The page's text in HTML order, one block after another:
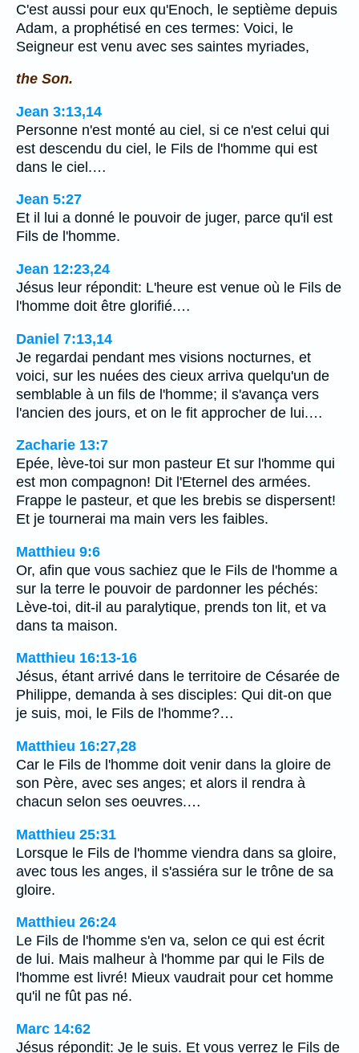
C'est aussi pour eux qu'Enoch, le septième depuis
Adam, a prophétisé en ces termes: Voici, le
Seigneur est venu avec ses saintes myriades,
the Son.
Jean 3:13,14
Personne n'est monté au ciel, si ce n'est celui qui
est descendu du ciel, le Fils de l'homme qui est
dans le ciel.…
Jean 5:27
Et il lui a donné le pouvoir de juger, parce qu'il est
Fils de l'homme.
Jean 12:23,24
Jésus leur répondit: L'heure est venue où le Fils de
l'homme doit être glorifié.…
Daniel 7:13,14
Je regardai pendant mes visions nocturnes, et
voici, sur les nuées des cieux arriva quelqu'un de
semblable à un fils de l'homme; il s'avança vers
l'ancien des jours, et on le fit approcher de lui.…
Zacharie 13:7
Epée, lève-toi sur mon pasteur Et sur l'homme qui
est mon compagnon! Dit l'Eternel des armées.
Frappe le pasteur, et que les brebis se dispersent!
Et je tournerai ma main vers les faibles.
Matthieu 9:6
Or, afin que vous sachiez que le Fils de l'homme a
sur la terre le pouvoir de pardonner les péchés:
Lève-toi, dit-il au paralytique, prends ton lit, et va
dans ta maison.
Matthieu 16:13-16
Jésus, étant arrivé dans le territoire de Césarée de
Philippe, demanda à ses disciples: Qui dit-on que
je suis, moi, le Fils de l'homme?…
Matthieu 16:27,28
Car le Fils de l'homme doit venir dans la gloire de
son Père, avec ses anges; et alors il rendra à
chacun selon ses oeuvres.…
Matthieu 25:31
Lorsque le Fils de l'homme viendra dans sa gloire,
avec tous les anges, il s'assiéra sur le trône de sa
gloire.
Matthieu 26:24
Le Fils de l'homme s'en va, selon ce qui est écrit
de lui. Mais malheur à l'homme par qui le Fils de
l'homme est livré! Mieux vaudrait pour cet homme
qu'il ne fût pas né.
Marc 14:62
Jésus répondit: Je le suis. Et vous verrez le Fils de